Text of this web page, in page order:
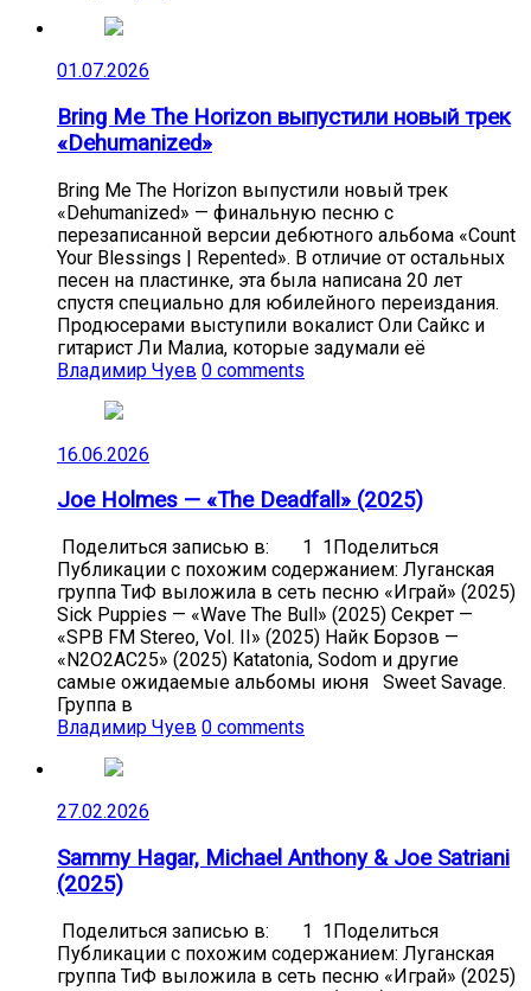
01.07.2026
Bring Me The Horizon выпустили новый трек
«Dehumanized»
Bring Me The Horizon выпустили новый трек
«Dehumanized» — финальную песню с
перезаписанной версии дебютного альбома «Count
Your Blessings | Repented». В отличие от остальных
песен на пластинке, эта была написана 20 лет
спустя специально для юбилейного переиздания.
Продюсерами выступили вокалист Оли Сайкс и
гитарист Ли Малиа, которые задумали её
Владимир Чуев 0 comments
16.06.2026
Joe Holmes — «The Deadfall» (2025)
Поделиться записью в: 1 1Поделиться
Публикации с похожим содержанием: Луганская
группа ТиФ выложила в сеть песню «Играй» (2025)
Sick Puppies — «Wave The Bull» (2025) Секрет —
«SPB FM Stereo, Vol. II» (2025) Найк Борзов —
«N2O2AC25» (2025) Katatonia, Sodom и другие
самые ожидаемые альбомы июня Sweet Savage.
Группа в
Владимир Чуев 0 comments
27.02.2026
Sammy Hagar, Michael Anthony & Joe Satriani
(2025)
Поделиться записью в: 1 1Поделиться
Публикации с похожим содержанием: Луганская
группа ТиФ выложила в сеть песню «Играй» (2025)